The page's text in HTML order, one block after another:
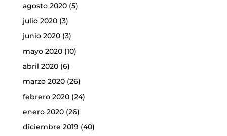
agosto 2020(5)
julio 2020(3)
junio 2020(3)
mayo 2020(10)
abril 2020(6)
marzo 2020(26)
febrero 2020(24)
enero 2020(26)
diciembre 2019 (40)